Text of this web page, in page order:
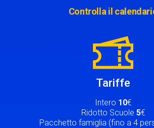
Controlla il
Tariffe
Intero 10€
Ridotto Scuole 5€
Pacchetto famiglia (fino a 4